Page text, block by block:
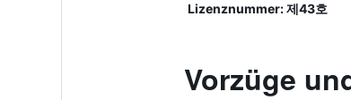
Lizenznummer: 제43호
Vorzüge